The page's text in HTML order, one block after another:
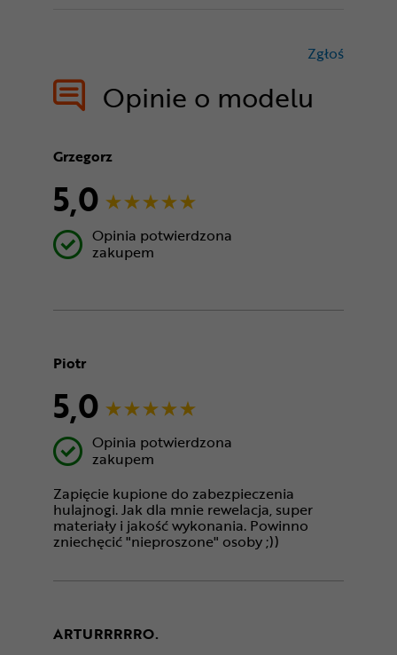
Opinie o modelu
Zgłoś
Grzegorz
5,0
Opinia potwierdzona
zakupem
Piotr
5,0
Opinia potwierdzona
zakupem
Zapięcie kupione do zabezpieczenia
hulajnogi. Jak dla mnie rewelacja, super
materiały i jakość wykonania. Powinno
zniechęcić "nieproszone" osoby ;))
ARTURRRRRO.